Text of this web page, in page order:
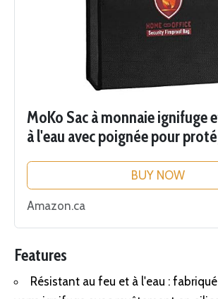
MoKo Sac à monnaie ignifuge
à l'eau avec poignée pour
bijoux, fermeture éclair pour
BUY NOW
Amazon.ca
Features
Résistant au feu et à l'eau :